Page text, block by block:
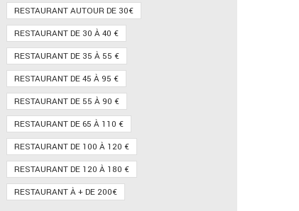
RESTAURANT AUTOUR DE 30€
RESTAURANT DE 30 À 40 €
RESTAURANT DE 35 À 55 €
RESTAURANT DE 45 À 95 €
RESTAURANT DE 55 À 90 €
RESTAURANT DE 65 À 110 €
RESTAURANT DE 100 À 120 €
RESTAURANT DE 120 À 180 €
RESTAURANT À + DE 200€